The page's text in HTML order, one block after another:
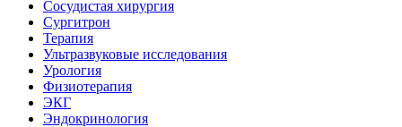
Сосудистая хирургия
Сургитрон
Терапия
Ультразвуковые исследования
Урология
Физиотерапия
ЭКГ
Эндокринология